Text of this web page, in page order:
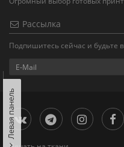
Рассылка
Подпишитесь сейчас и будьте
Левая панель